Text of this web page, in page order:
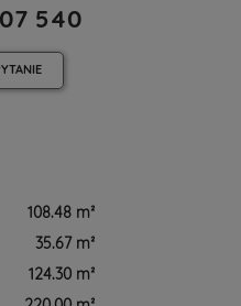
540
108.48 m²
35.67 m²
124.30 m²